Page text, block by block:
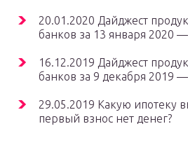
20.01.2020 Дайджест
банков за 13 января 2020
16.12.2019 Дайджест
банков за 9 декабря 2019
29.05.2019 Какую ипотеку
первый взнос нет денег?